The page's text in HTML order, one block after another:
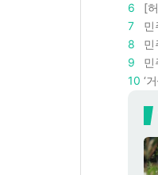
6
7
8
9
10